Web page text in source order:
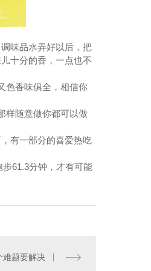
味品水弄好以后，把
十分的香，一点也不
色香味俱全，相信你
样随意做你都可以做
有一部分的喜爱热吃
61.3分钟，才有可能
难题要解决